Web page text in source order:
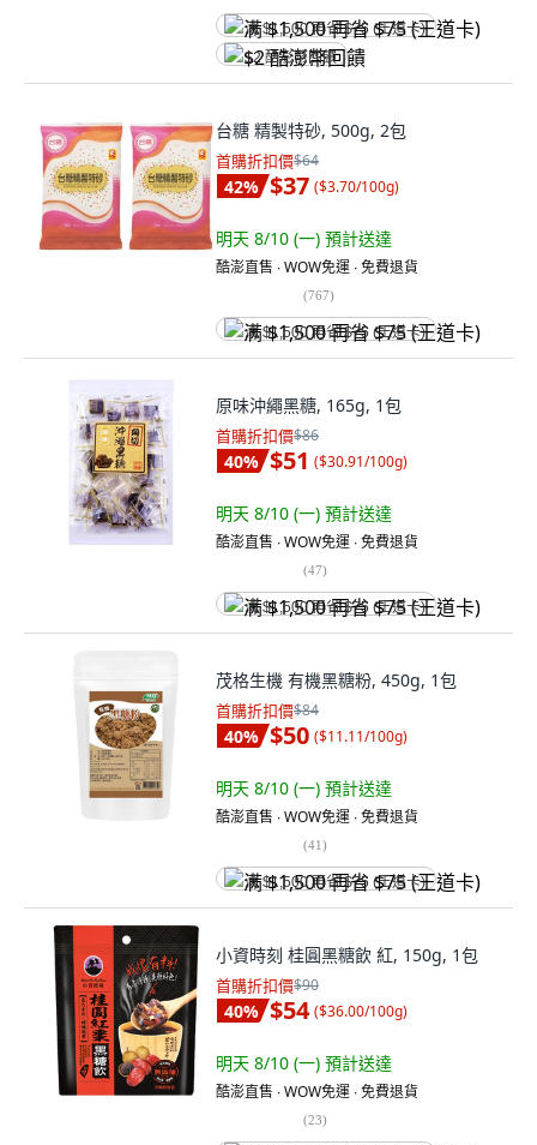
满 $1,500 再省 $75 (王道卡)
$2 酷澎幣回饋
台糖 精製特砂, 500g, 2包
首購折扣價$64
42% $37 ($3.70/100g)
明天 8/10 (一) 預計送達
酷澎直售 ∙ WOW免運 ∙ 免費退貨
(767)
满 $1,500 再省 $75 (王道卡)
原味沖繩黑糖, 165g, 1包
首購折扣價$86
40% $51 ($30.91/100g)
明天 8/10 (一) 預計送達
酷澎直售 ∙ WOW免運 ∙ 免費退貨
(47)
满 $1,500 再省 $75 (王道卡)
茂格生機 有機黑糖粉, 450g, 1包
首購折扣價$84
40% $50 ($11.11/100g)
明天 8/10 (一) 預計送達
酷澎直售 ∙ WOW免運 ∙ 免費退貨
(41)
满 $1,500 再省 $75 (王道卡)
小資時刻 桂圓黑糖飲 紅, 150g, 1包
首購折扣價$90
40% $54 ($36.00/100g)
明天 8/10 (一) 預計送達
酷澎直售 ∙ WOW免運 ∙ 免費退貨
(23)